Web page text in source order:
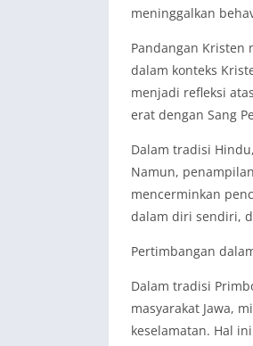
meninggalkan
Pandangan Kristen
dalam konteks
menjadi refleksi
erat dengan Sang
Dalam tradisi
Namun,
mencerminkan
dalam diri sendiri,
Pertimbangan
Dalam tradisi
masyarakat Jawa,
keselamatan. Hal